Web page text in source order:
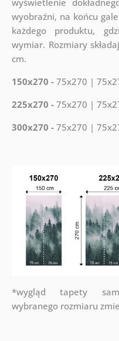
wyobraźni, na końcu
każdego produktu,
wymiar. Rozmiary
cm.
150x270 -75x270 |
225x270 -75x270 |
300x270 - 75x270 |
*wygląd tapety
wybranego rozmiaru